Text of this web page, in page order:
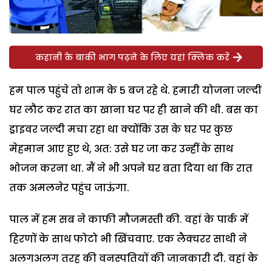
कहानी के बाकी भाग पढ़ने के लिए यहां क्लिक करें
हम पाल पहुंचे तो शाम के 5 बज रहे थे. हमारी योजना जल्दी
घर लौट कर रात का खाना घर पर ही खाने की थी. बस का
ड्राइवर जल्दी मचा रहा था क्योंकि उस के घर पर कुछ
मेहमान आए हुए थे, अत: उसे घर जा कर उन्हीं के साथ
भोजन करना था. मैं ने भी अपने घर बता दिया था कि रात
तक अमलनेर पहुंच जाऊंगा.
पाल में हम सब ने काफी मौजमस्ती की. वहां के पार्क में
हिरणों के साथ फोटो भी खिंचवाए. एक लैक्चरर साथी ने
अलगअलग तरह की वनस्पतियों की जानकारी दी. वहां के